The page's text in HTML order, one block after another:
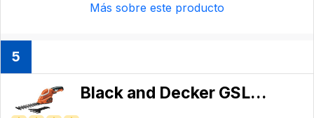
Más sobre este producto
5
Black and Decker ‎GSL700-QW